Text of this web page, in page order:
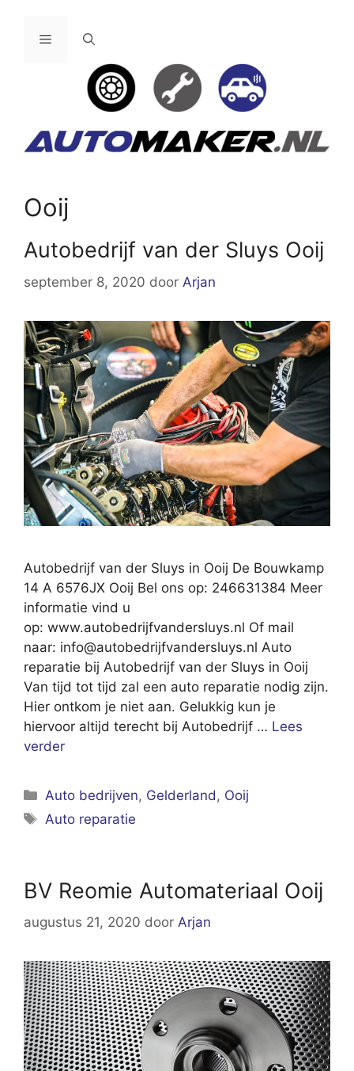
Menu
Ooij
Autobedrijf van der Sluys Ooij
september 8, 2020 door Arjan
Autobedrijf van der Sluys in Ooij De Bouwkamp
14 A 6576JX Ooij Bel ons op: 246631384 Meer
informatie vind u
op: www.autobedrijfvandersluys.nl Of mail
naar: info@autobedrijfvandersluys.nl Auto
reparatie bij Autobedrijf van der Sluys in Ooij
Van tijd tot tijd zal een auto reparatie nodig zijn.
Hier ontkom je niet aan. Gelukkig kun je
hiervoor altijd terecht bij Autobedrijf … Lees
verder
Categorieën
Auto bedrijven, Gelderland , Ooij
Tags
Auto reparatie
BV Reomie Automateriaal Ooij
augustus 21, 2020 door Arjan